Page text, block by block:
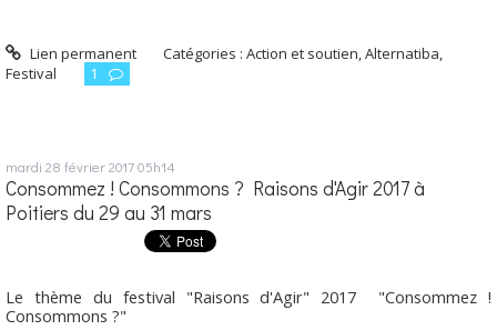
Lien permanent Catégories :Action et soutien,Alternatiba,
Festival
1
mardi 28 février 201705h14
Consommez ! Consommons ? Raisons d'Agir 2017 à
Poitiers du 29 au 31 mars
Le thème du festival "Raisons d'Agir" 2017 "Consommez !
Consommons ?"